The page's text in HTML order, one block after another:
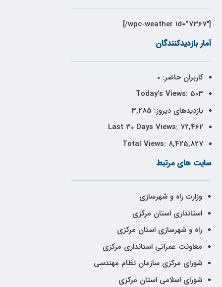
[wpc-weather id=”7367″/]
آمار بازدیدکنندگان
کاربران حاضر:0
Today's Views: 503
بازدیدهای دیروز: 3,285
Last 30 Days Views: 72,462
Total Views: 8,425,827
سایت های مرتبط
وزارت راه و شهرسازی
استانداری استان مرکزی
راه و شهرسازی استان مرکزی
معاونت عمرانی استانداری مرکزی
شورای مرکزی سازمان نظام مهندسی
شورای اسلامی استان مرکزی